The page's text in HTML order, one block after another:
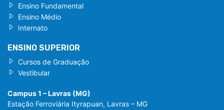
Ensino Fundamental
Ensino Médio
Internato
ENSINO SUPERIOR
Cursos de Graduação
Vestibular
Campus 1 – Lavras (MG)
Estação Ferroviária Ityrapuan, Lavras – MG